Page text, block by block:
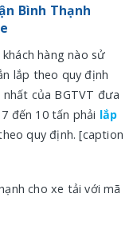
Bình Thạnh
hàng nào sử
lắp theo quy định
của BGTVT đưa
đến 10 tấn phải lắp
quy định. [caption